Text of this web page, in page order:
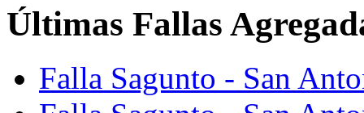
Últimas Fallas
Falla Sagunto - San